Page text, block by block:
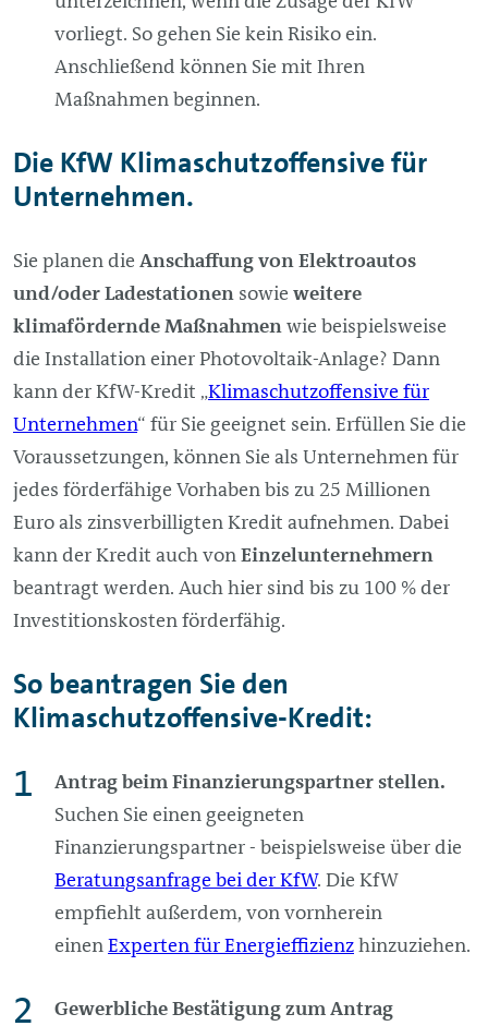
vorliegt. So gehen Sie kein Risiko ein.
Anschließend können Sie mit Ihren
Maßnahmen beginnen.
Die KfW Klimaschutzoffensive für
Unternehmen.
Sie planen die Anschaffung von Elektroautos
und/oder Ladestationen sowie weitere
klimafördernde Maßnahmenwie beispielsweise
die Installation einer Photovoltaik-Anlage? Dann
kann der KfW-Kredit „Klimaschutzoffensive für
Unternehmen“ für Sie geeignet sein. Erfüllen Sie die
Voraussetzungen, können Sie als Unternehmen für
jedes förderfähige Vorhaben bis zu 25 Millionen
Euro als zinsverbilligten Kredit aufnehmen. Dabei
kann der Kredit auch vonEinzelunternehmern
beantragt werden. Auch hier sind bis zu 100 % der
Investitionskosten förderfähig.
So beantragen Sie den
Klimaschutzoffensive-Kredit:
Antrag beim Finanzierungspartner stellen.
Suchen Sie einen geeigneten
Finanzierungspartner - beispielsweise über die
Beratungsanfrage bei der KfW. Die KfW
empfiehlt außerdem, von vornherein
einenExperten für Energieffizienzhinzuziehen.
Gewerbliche Bestätigung zum Antrag